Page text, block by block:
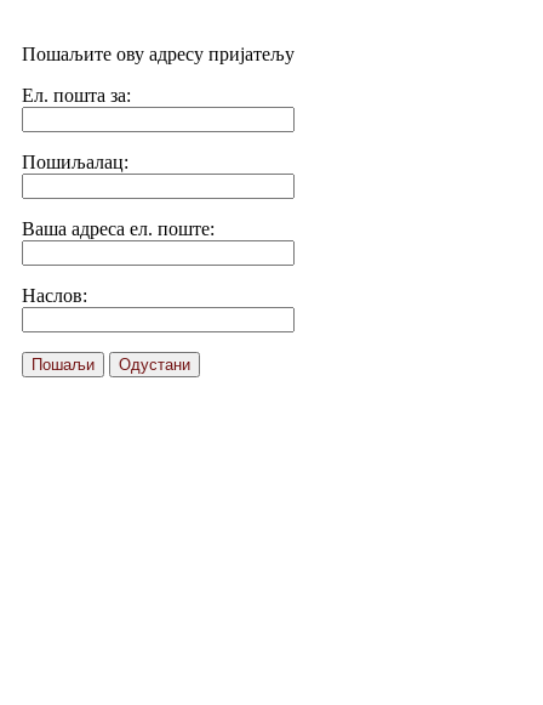
Пошаљите ову адресу пријатељу
Ел. пошта за:
Пошиљалац:
Ваша адреса ел. поште:
Наслов:
Пошаљи Одустани